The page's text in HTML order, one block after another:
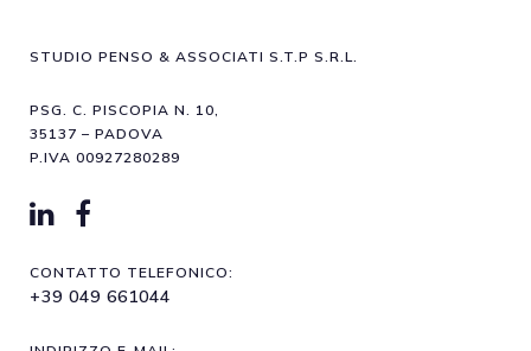
STUDIO PENSO & ASSOCIATI S.T.P S.R.L.
PSG. C. PISCOPIA N. 10,
35137 – PADOVA
P.IVA 00927280289
CONTATTO TELEFONICO:
+39 049 661044